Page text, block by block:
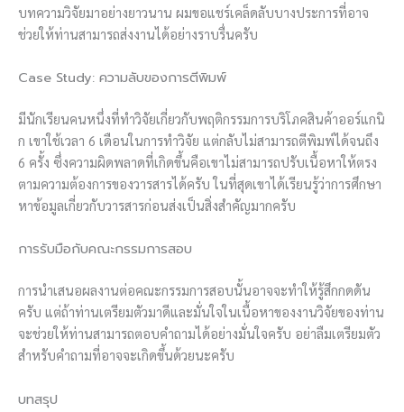
บทความวิจัยมาอย่างยาวนาน ผมขอแชร์เคล็ดลับบางประการที่อาจ
ช่วยให้ท่านสามารถส่งงานได้อย่างราบรื่นครับ
Case Study: ความลับของการตีพิมพ์
มีนักเรียนคนหนึ่งที่ทำวิจัยเกี่ยวกับพฤติกรรมการบริโภคสินค้าออร์แกนิ
ก เขาใช้เวลา 6 เดือนในการทำวิจัย แต่กลับไม่สามารถตีพิมพ์ได้จนถึง
6 ครั้ง ซึ่งความผิดพลาดที่เกิดขึ้นคือเขาไม่สามารถปรับเนื้อหาให้ตรง
ตามความต้องการของวารสารได้ครับ ในที่สุดเขาได้เรียนรู้ว่าการศึกษา
หาข้อมูลเกี่ยวกับวารสารก่อนส่งเป็นสิ่งสำคัญมากครับ
การรับมือกับคณะกรรมการสอบ
การนำเสนอผลงานต่อคณะกรรมการสอบนั้นอาจจะทำให้รู้สึกกดดัน
ครับ แต่ถ้าท่านเตรียมตัวมาดีและมั่นใจในเนื้อหาของงานวิจัยของท่าน
จะช่วยให้ท่านสามารถตอบคำถามได้อย่างมั่นใจครับ อย่าลืมเตรียมตัว
สำหรับคำถามที่อาจจะเกิดขึ้นด้วยนะครับ
บทสรุป